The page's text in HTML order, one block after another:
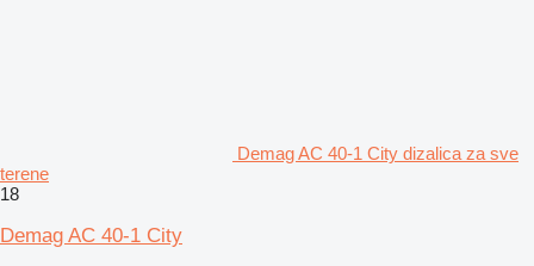
Demag AC 40-1 City dizalica za sve
terene
18
Demag AC 40-1 City